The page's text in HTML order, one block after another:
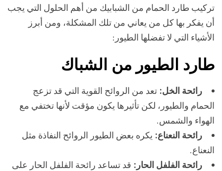
تركيب طارد الحمام من الشبابيك من أهم الحلول التي يجب
أن يفكر بها كل من يعاني من تلك المشكلة، ومن أبرز
الأشياء التي لا تفضلها الطيور:
طارد الطيور من الشباك
رائحة الخل: تعد من الروائح القوية التي قد تزعج
الحمام والطيور، لكن تأثيرها يكون مؤقت لأنها تختفي مع
الهواء والشمس.
رائحة النعناع: يكره بعض الطيور الروائح النفاذة مثل
النعناع.
رائحة الفلفل الحار: قد تساعد رائحة الفلفل الحار على